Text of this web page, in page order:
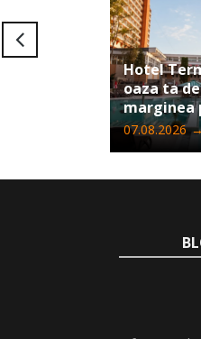
Hotel
oaza ta
marginea
07.08.2026